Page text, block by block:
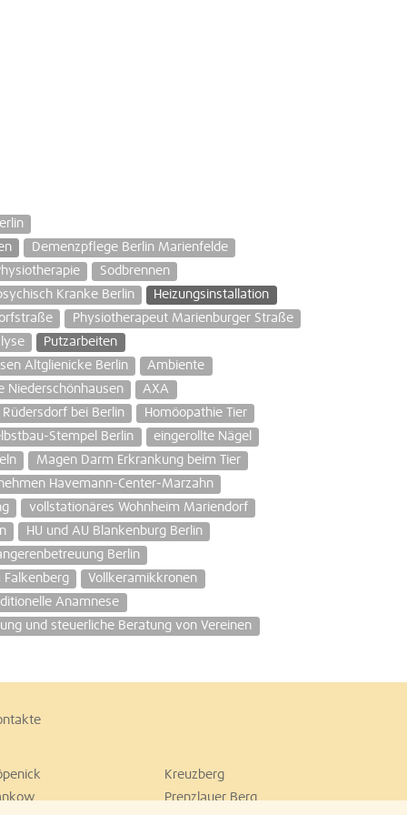
Demenzpflege Berlin Marienfelde
Sodbrennen
Kranke Berlin
Heizungsinstallation
Physiotherapeut Marienburger Straße
Putzarbeiten
Altglienicke Berlin
Ambiente
Niederschönhausen
AXA
bei Berlin
Homöopathie Tier
Stempel Berlin
eingerollte Nägel
Magen Darm Erkrankung beim Tier
Havemann-Center-Marzahn
vollstationäres Wohnheim Mariendorf
HU und AU Blankenburg Berlin
Berlin
Vollkeramikkronen
Anamnese
und steuerliche Beratung von Vereinen
Kreuzberg
Prenzlauer Berg